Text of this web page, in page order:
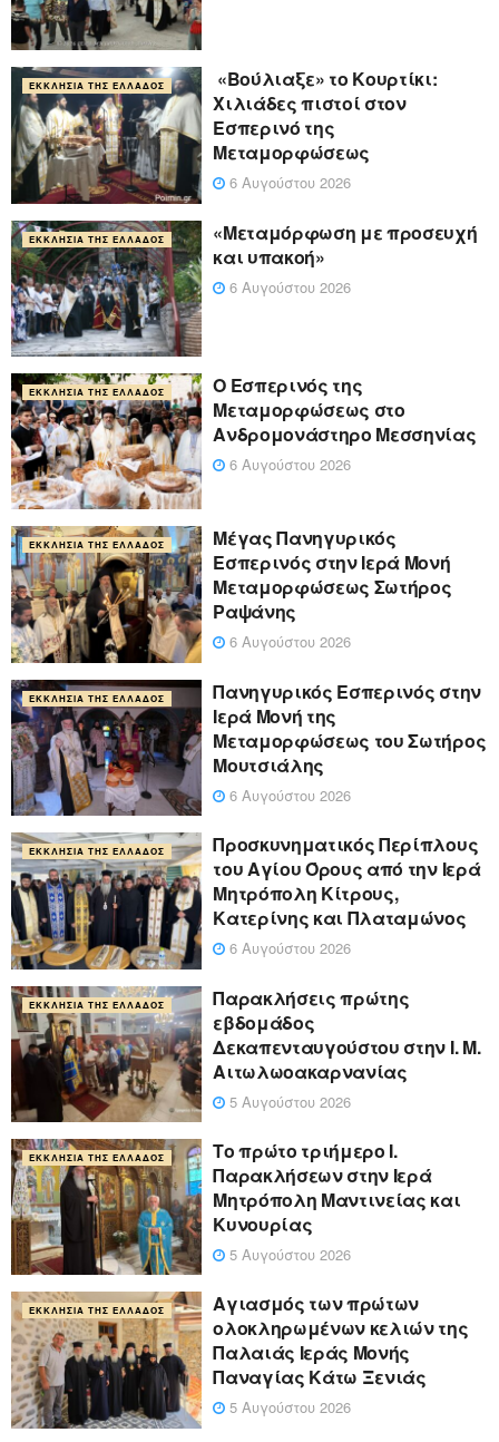
ΕΚΚΛΗΣΊΑ ΤΗΣ ΕΛΛΆΔΟΣ
«Βούλιαξε» το Κουρτίκι:
Χιλιάδες πιστοί στον
Εσπερινό της
Μεταμορφώσεως
6 Αυγούστου 2026
ΕΚΚΛΗΣΊΑ ΤΗΣ ΕΛΛΆΔΟΣ
«Μεταμόρφωση με προσευχή
και υπακοή»
6 Αυγούστου 2026
ΕΚΚΛΗΣΊΑ ΤΗΣ ΕΛΛΆΔΟΣ
Ο Εσπερινός της
Μεταμορφώσεως στο
Ανδρομονάστηρο Μεσσηνίας
6 Αυγούστου 2026
ΕΚΚΛΗΣΊΑ ΤΗΣ ΕΛΛΆΔΟΣ
Μέγας Πανηγυρικός
Εσπερινός στην Ιερά Μονή
Μεταμορφώσεως Σωτήρος
Ραψάνης
6 Αυγούστου 2026
ΕΚΚΛΗΣΊΑ ΤΗΣ ΕΛΛΆΔΟΣ
Πανηγυρικός Εσπερινός στην
Ιερά Μονή της
Μεταμορφώσεως του Σωτήρος
Μουτσιάλης
6 Αυγούστου 2026
ΕΚΚΛΗΣΊΑ ΤΗΣ ΕΛΛΆΔΟΣ
Προσκυνηματικός Περίπλους
του Αγίου Όρους από την Ιερά
Μητρόπολη Κίτρους,
Κατερίνης και Πλαταμώνος
6 Αυγούστου 2026
ΕΚΚΛΗΣΊΑ ΤΗΣ ΕΛΛΆΔΟΣ
Παρακλήσεις πρώτης
εβδομάδος
Δεκαπενταυγούστου στην Ι. Μ.
Αιτωλωοακαρνανίας
5 Αυγούστου 2026
ΕΚΚΛΗΣΊΑ ΤΗΣ ΕΛΛΆΔΟΣ
Το πρώτο τριήμερο Ι.
Παρακλήσεων στην Ιερά
Μητρόπολη Μαντινείας και
Κυνουρίας
5 Αυγούστου 2026
ΕΚΚΛΗΣΊΑ ΤΗΣ ΕΛΛΆΔΟΣ
Αγιασμός των πρώτων
ολοκληρωμένων κελιών της
Παλαιάς Ιεράς Μονής
Παναγίας Κάτω Ξενιάς
5 Αυγούστου 2026